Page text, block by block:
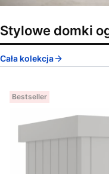
Stylowe domki
Cała kolekcja
Bestseller